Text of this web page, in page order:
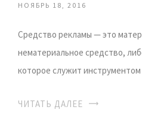
НОЯБРЬ 18, 2016
Средство рекламы — это
нематериальное средство,
которое служит
ЧИТАТЬ ДАЛЕЕ